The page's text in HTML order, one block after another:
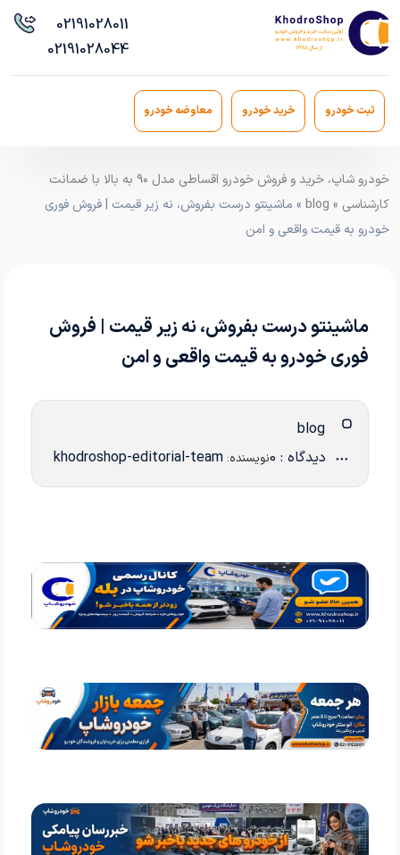
02191028011
02191028044
ثبت خودرو خرید خودرو معاوضه خودرو
خودرو شاپ، خرید و فروش خودرو اقساطی مدل ۹۰ به بالا با ضمانت
کارشناسی »
blog » ماشینتو درست بفروش، نه زیر قیمت | فروش فوری
خودرو به قیمت واقعی و امن
ماشینتو درست بفروش، نه زیر قیمت | فروش
فوری خودرو به قیمت واقعی و امن
دیدگاه : 0 نویسنده: khodroshop-editorial-team